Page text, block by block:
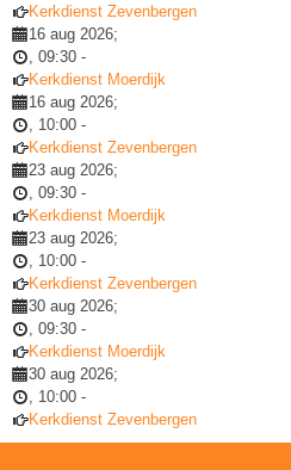
Kerkdienst Zevenbergen
16 aug 2026;
, 09:30 -
Kerkdienst Moerdijk
16 aug 2026;
, 10:00 -
Kerkdienst Zevenbergen
23 aug 2026;
, 09:30 -
Kerkdienst Moerdijk
23 aug 2026;
, 10:00 -
Kerkdienst Zevenbergen
30 aug 2026;
, 09:30 -
Kerkdienst Moerdijk
30 aug 2026;
, 10:00 -
Kerkdienst Zevenbergen